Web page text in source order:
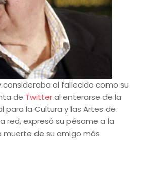
consideraba al fallecido como su
de Twitteral enterarse de la
para la Cultura y las Artes de
red, expresó su pésame a la
muerte de su amigo más